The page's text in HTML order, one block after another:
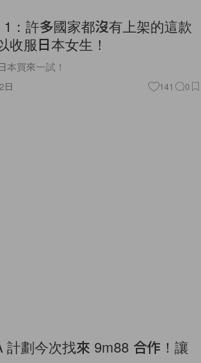
：許多國家都沒有上架的這款
收服日本女生！
本買來一試！
日 141 0
計劃今次找來 9m88 合作！讓